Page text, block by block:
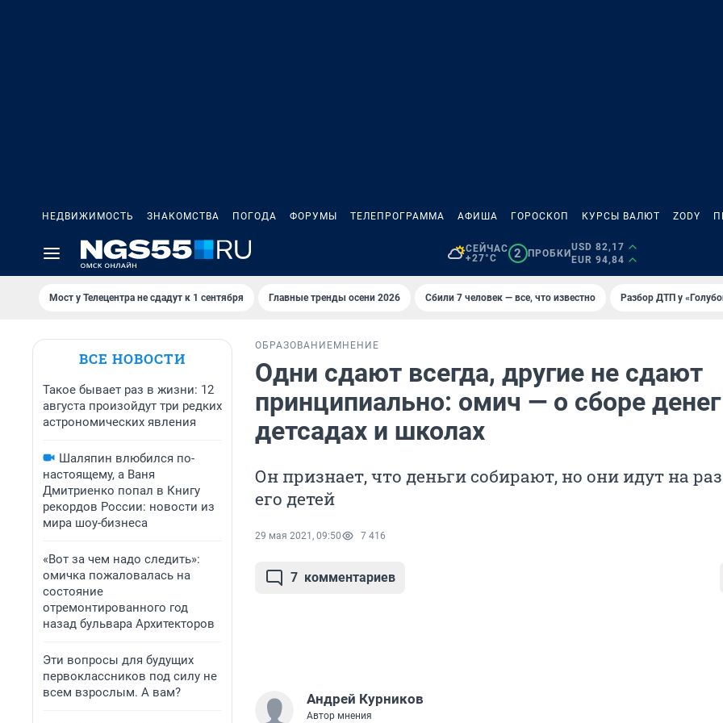
НЕДВИЖИМОСТЬ ЗНАКОМСТВА ПОГОДА ФОРУМЫ ТЕЛЕПРОГРАММА АФИША ГОРОСКОП КУРСЫ ВАЛЮТ ZODY
СЕЙЧАС
+27°C
2 ПРОБКИ
USD 82,17
EUR 94,84
Мост у Телецентра не сдадут к 1 сентября Главные тренды осени 2026 Сбили 7 человек — все, что известно Разбор ДТП у
ВСЕ НОВОСТИ
Такое бывает раз в жизни: 12
августа произойдут три редких
астрономических явления
Шаляпин влюбился по-
настоящему, а Ваня
Дмитриенко попал в Книгу
рекордов России: новости из
мира шоу-бизнеса
«Вот за чем надо следить»:
омичка пожаловалась на
состояние
отремонтированного год
назад бульвара Архитекторов
Эти вопросы для будущих
первоклассников под силу не
всем взрослым. А вам?
ОБРАЗОВАНИЕ МНЕНИЕ
Одни сдают всегда, другие не сдают
принципиально: омич — о сборе
детсадах и школах
Он признает, что деньги собирают, но они идут на
его детей
29 мая 2021, 09:50 7 416
7 комментариев
Андрей Курников
Автор мнения